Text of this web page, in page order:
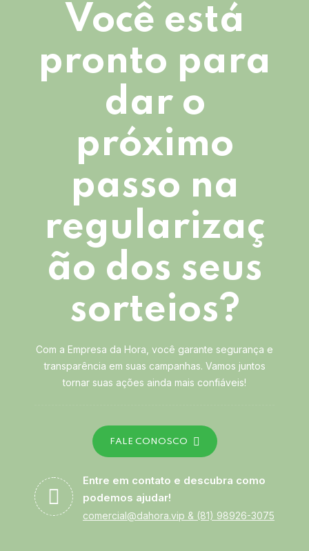
Você está
pronto para
dar o
próximo
passo na
regularizaç
ão dos seus
sorteios?
Com a Empresa da Hora, você garante segurança e
transparência em suas campanhas. Vamos juntos
tornar suas ações ainda mais confiáveis!
FALE CONOSCO
Entre em contato e descubra como
podemos ajudar!
comercial@dahora.vip & (81) 98926-3075